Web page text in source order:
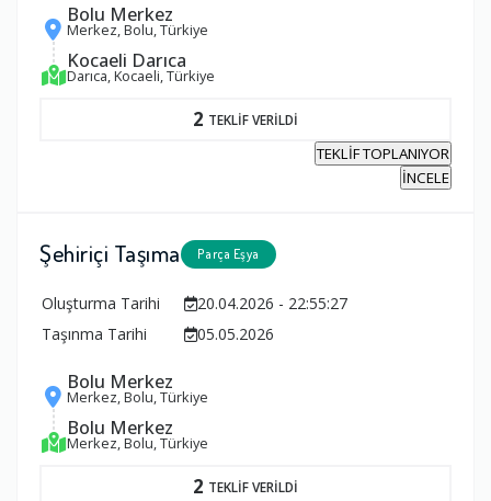
Bolu Merkez
Merkez, Bolu, Türkiye
Kocaeli Darıca
Darıca, Kocaeli, Türkiye
2 TEKLİF VERİLDİ
TEKLİF TOPLANIYOR
İNCELE
Şehiriçi Taşıma Parça Eşya
Oluşturma Tarihi
20.04.2026 - 22:55:27
Taşınma Tarihi
05.05.2026
Bolu Merkez
Merkez, Bolu, Türkiye
Bolu Merkez
Merkez, Bolu, Türkiye
2 TEKLİF VERİLDİ